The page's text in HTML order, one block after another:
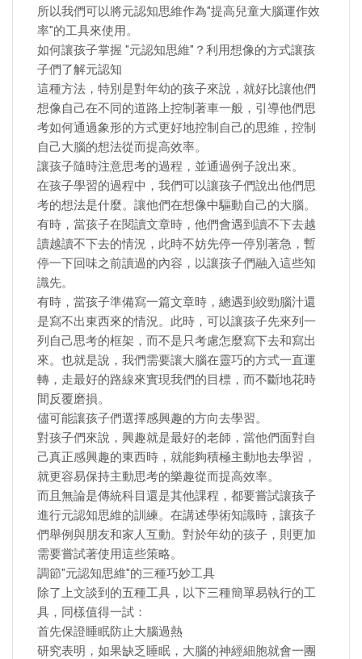
所以我們可以將元認知思維作為"提高兒童大腦運作效
率"的工具來使用。
如何讓孩子掌握 "元認知思維"？利用想像的方式讓孩
子們了解元認知
這種方法，特別是對年幼的孩子來說，就好比讓他們
想像自己在不同的道路上控制著車一般，引導他們思
考如何通過象形的方式更好地控制自己的思維，控制
自己大腦的想法從而提高效率。
讓孩子隨時注意思考的過程，並通過例子說出來。
在孩子學習的過程中，我們可以讓孩子們說出他們思
考的想法是什麼。讓他們在想像中驅動自己的大腦。
有時，當孩子在閱讀文章時，他們會遇到讀不下去越
讀越讀不下去的情況，此時不妨先停一停別著急，暫
停一下回味之前讀過的內容，以讓孩子們融入這些知
識先。
有時，當孩子準備寫一篇文章時，總遇到絞勁腦汁還
是寫不出東西來的情況。此時，可以讓孩子先來列一
列自己思考的框架，而不是只考慮怎麼寫下去和寫出
來。也就是說，我們需要讓大腦在靈巧的方式一直運
轉，走最好的路線來實現我們的目標，而不斷地花時
間反覆磨損。
儘可能讓孩子們選擇感興趣的方向去學習。
對孩子們來說，興趣就是最好的老師，當他們面對自
己真正感興趣的東西時，就能夠積極主動地去學習，
就更容易保持主動思考的樂趣從而提高效率。
而且無論是傳統科目還是其他課程，都要嘗試讓孩子
進行元認知思維的訓練。在講述學術知識時，讓孩子
們舉例與朋友和家人互動。對於年幼的孩子，則更加
需要嘗試著使用這些策略。
調節"元認知思維"的三種巧妙工具
除了上文談到的五種工具，以下三種簡單易執行的工
具，同樣值得一試：
首先保證睡眠防止大腦過熱
研究表明，如果缺乏睡眠，大腦的神經細胞就會一團